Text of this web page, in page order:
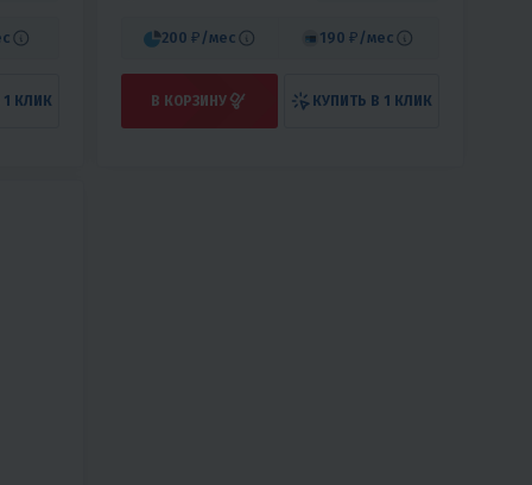
1 КЛИК
200 ₽ /мес 190 ₽ /мес
В КОРЗИНУ КУПИТЬ В 1 КЛИК